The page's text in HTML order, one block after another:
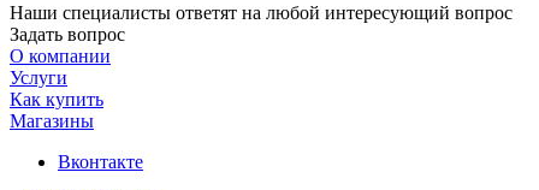
Наши специалисты ответят на любой интересующий вопрос
Задать вопрос
О компании
Услуги
Как купить
Магазины
Вконтакте